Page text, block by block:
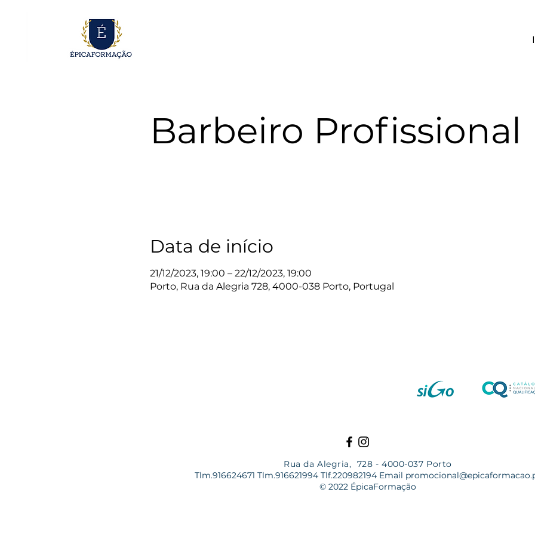
Barbeiro Profissional
Data de início
21/12/2023, 19:00 – 22/12/2023, 19:00
Porto, Rua da Alegria 728, 4000-038 Porto, Portugal
Rua da Alegria, 728 - 4000-037 Porto
Tlm.916624671 Tlm.916621994 Tlf.220982194 Email
© 2022 ÉpicaFormação